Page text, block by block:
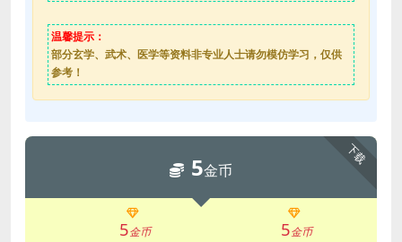
温馨提示：
部分玄学、武术、医学等资料非专业人士请勿模仿学习，仅供
参考！
下载
5金币
5金币 5金币